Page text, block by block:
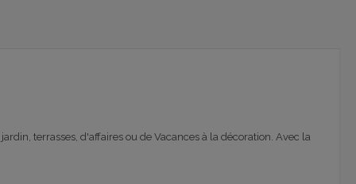
terrasses, d'affaires ou de Vacances à la décoration. Avec la